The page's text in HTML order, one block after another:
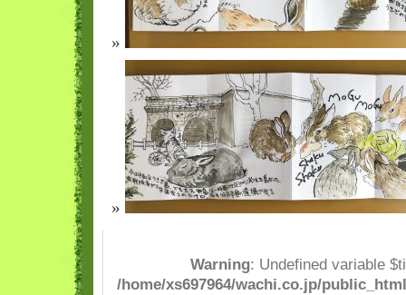
Warning: Undefined variable
/home/xs697964/wachi.co.jp/